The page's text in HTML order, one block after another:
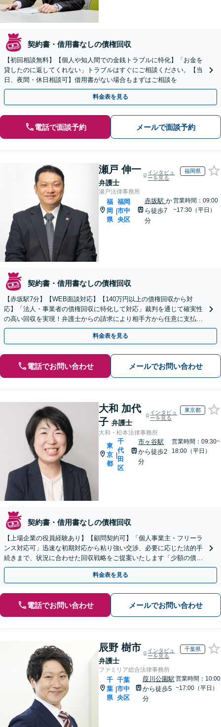
契約書・借用書なしの債権回収
【初回相談無料】【個人や知人間での金銭トラブルに特化】「お金を
貸したのに返してくれない」トラブルはすぐにご相談ください。【当
日、夜間・休日相談可】借用書がない場合もまずはご相談を
料金表を見る
電話で面談予約 メールで面談予約
瀬戸 伸一
弁護士
インタビュ
ーを見る
福岡県
瀬戸法律事務所
福
岡
県
|
福岡
市中
央区
赤坂駅 か
ら徒歩7
分
営業時間：09:00
~17:30（平日）
契約書・借用書なしの債権回収
【赤坂駅7分】【WEB面談対応】【140万円以上の債権回収から対
応】「法人・事業者の債権回収に特化して対応」裁判を通じて確実性
の高い回収を実現！弁護士からの請求により相手方から任意に支払わ
れるケースも多数あり「企業法務から債権回収まで」
料金表を見る
電話でお問い合わせ メールでお問い合わせ
大和 加代
子 弁護士
インタビュ
ーを見る
東京都
大和・松本法律事務所
東
京
都
|
千
代
田
区
市ヶ谷駅
から徒歩2
分
営業時間：09:30~
18:00（平日）
契約書・借用書なしの債権回収
【上場企業の役員経験あり】【顧問契約可】「個人事業主・フリーラ
ンス対応可」迅速な初期対応から粘り強い交渉、必要に応じた法的手
続きまで、状況に合わせた回収戦略をご提案いたします「少額の債権
回収可」訴訟提起、仮差押えなどの保全処分、強制執行など
料金表を見る
電話でお問い合わせ メールでお問い合わせ
辰野 樹市
弁護士
インタビュ
ーを見る
千葉県
ファミリア総合法律事務所
千
葉
県
|
千葉
市中
央区
葭川公園駅
から徒歩5
分
営業時間：10:00
~17:00（平日）